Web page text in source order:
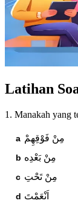
Latihan
1. Manakah yang
مِنْ فَوْقِهِمْ
مِنْ بَعْدِه
مِنْ تَحْتِ
اَنْعَمْتَ